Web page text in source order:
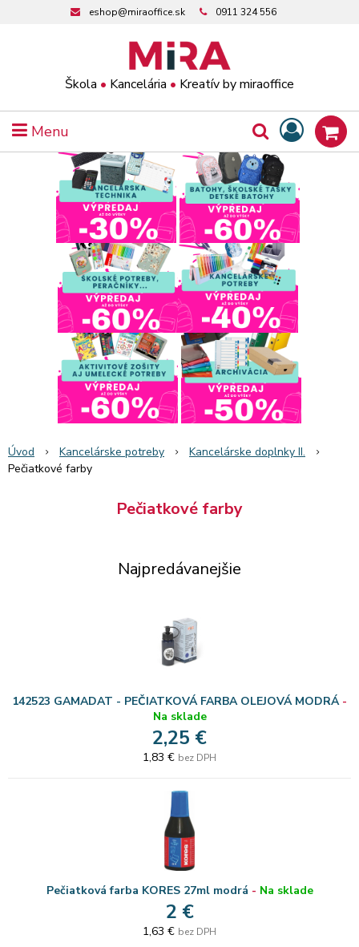
Škola • Kancelária • Kreatív by miraoffice
eshop@miraoffice.sk 0911 324 556
Menu
Úvod Kancelárske potreby
Kancelárske doplnky II.
Pečiatkové farby
Pečiatkové farby
Najpredávanejšie
142523 GAMADAT - PEČIATKOVÁ FARBA OLEJOVÁ MODRÁ-
Na sklade
2,25 €
1,83 € bez DPH
Pečiatková farba KORES 27ml modrá - Na sklade
2 €
1,63 € bez DPH